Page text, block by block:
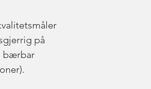
på
bærbar